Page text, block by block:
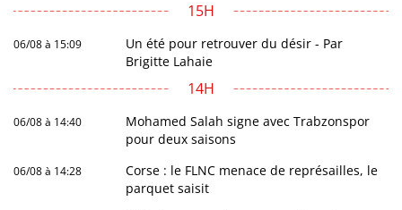
15H
06/08 à 15:09
Un été pour retrouver du désir - Par
Brigitte Lahaie
14H
06/08 à 14:40
Mohamed Salah signe avec Trabzonspor
pour deux saisons
06/08 à 14:28
Corse : le FLNC menace de représailles, le
parquet saisit